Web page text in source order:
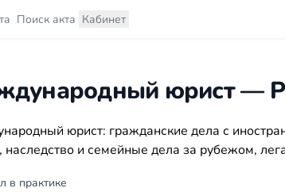
Поиск акта Кабинет
юрист —
юрист: гражданские дела с
наследство и семейные дела за рубежом,
в практике